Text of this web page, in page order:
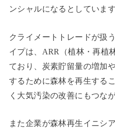
ンシャルになるとしています
クライメートトレードが扱
イプは、ARR（植林・再植
ており、炭素貯留量の増加
するために森林を再生する
く大気汚染の改善にもつな
また企業が森林再生イニシ